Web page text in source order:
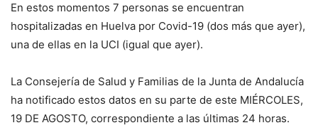
En estos momentos 7 personas se encuentran
hospitalizadas en Huelva por Covid-19 (dos más que ayer),
una de ellas en la UCI (igual que ayer).
La Consejería de Salud y Familias de la Junta de Andalucía
ha notificado estos datos en su parte de este MIÉRCOLES,
19 DE AGOSTO, correspondiente a las últimas 24 horas.